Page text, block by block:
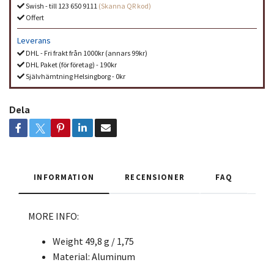
Swish - till 123 650 9111 (Skanna QR kod)
Offert
Leverans
DHL - Fri frakt från 1000kr (annars 99kr)
DHL Paket (för företag) - 190kr
Självhämtning Helsingborg - 0kr
Dela
INFORMATION RECENSIONER FAQ
MORE INFO:
Weight 49,8 g / 1,75
Material: Aluminum